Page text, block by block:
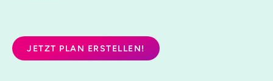
JETZT PLAN ERSTELLEN!